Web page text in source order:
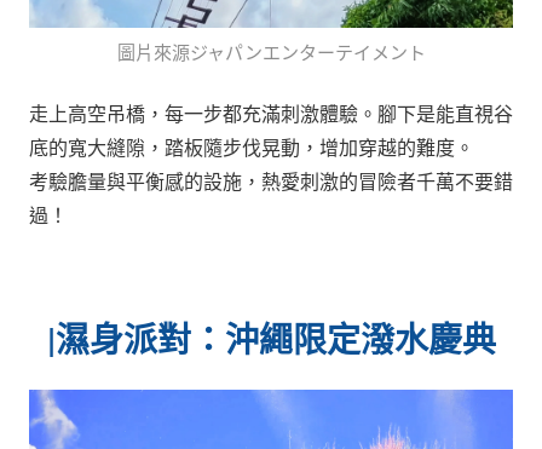
圖片來源ジャパンエンターテイメント
走上高空吊橋，每一步都充滿刺激體驗。腳下是能直視谷
底的寬大縫隙，踏板隨步伐晃動，增加穿越的難度。
考驗膽量與平衡感的設施，熱愛刺激的冒險者千萬不要錯
過！
|濕身派對：沖繩限定潑水慶典